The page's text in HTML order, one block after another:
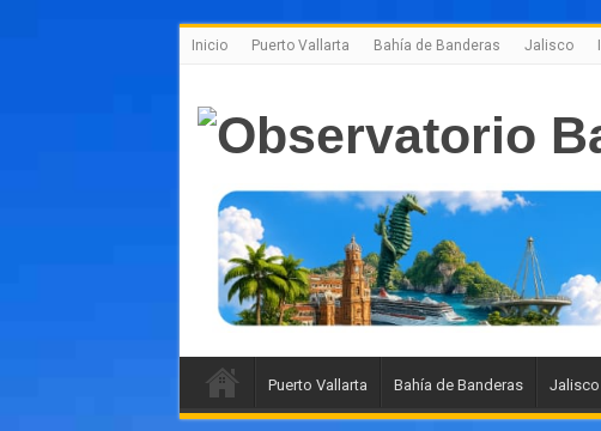
Inicio Puerto Vallarta Bahía de Banderas Jalisco
Puerto Vallarta Bahía de Banderas Jalisco